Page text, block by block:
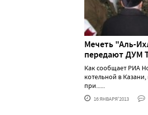
Мечеть "Аль-
передают ДУМ
Как сообщает РИА
котельной в Казани,
при......
16 ЯНВАРЯ'2013